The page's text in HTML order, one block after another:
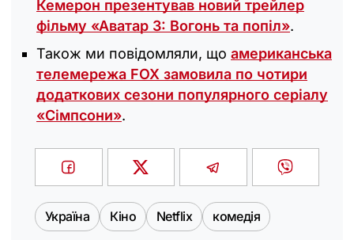
Кемерон презентував новий трейлер
фільму «Аватар 3: Вогонь та попіл».
Також ми повідомляли, що американська
телемережа FOX замовила по чотири
додаткових сезони популярного серіалу
«Сімпсони».
Україна Кіно Netflix комедія